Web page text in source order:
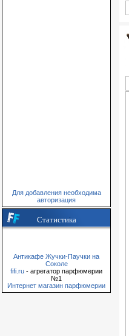
Для добавления необходима
авторизация
Статистика
Антикафе Жучки-Паучки на
Соколе
fifi.ru - агрегатор парфюмерии
№1
Интернет магазин парфюмерии